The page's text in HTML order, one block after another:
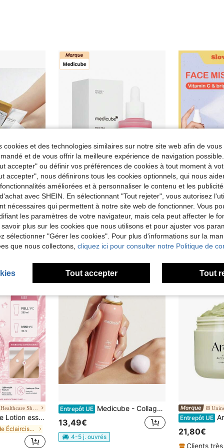
Centella Travel Kit
de SKIN1004 Soins de la peau
Entrepôt UE -7% Medicube PDRN Pink Peptide Serum 30ML - Sérum aux peptides et PDRN
#2 BEST-SELLERS de Médicube Soins de la peau
11,05€ 11,89€
4-5 j. ouvrés
Slow
7,28€
infusée avec 10 fois l'essence Gluta-Hya (glutathion/acide hyaluronique/niacinamide), peau radieuse au quotidien, idéal pour ceux qui recherchent un éclaircissement rapide et une hydratation longue durée, essentiel pour les soins de la peau quotidiens.
de Éclaircissant Hydratants
Entrepôt UE Medicube - Collagen Glow Bubble Serum 100ML - Sérum mousse
13,49€
4-5 j. ouvrés
Entrepôt UE
21,80€
Clients
cookies et des technologies similaires sur notre site web afin de
et de vous offrir la meilleure expérience de navigation
accepter" ou définir vos préférences de cookies à tout moment à
accepter", nous définirons tous les cookies optionnels, qui nous
améliorées et à personnaliser le contenu et les
avec SHEIN. En sélectionnant "Tout rejeter", vous autorisez
nécessaires qui permettent à notre site web de fonctionner. Vous
les paramètres de votre navigateur, mais cela peut affecter le
plus sur les cookies que nous utilisons et pour ajuster vos
sélectionner "Gérer les cookies". Pour plus d'informations sur la
que nous collectons, cliquez ici pour consulter notre Politique de
Tout accepter Tout